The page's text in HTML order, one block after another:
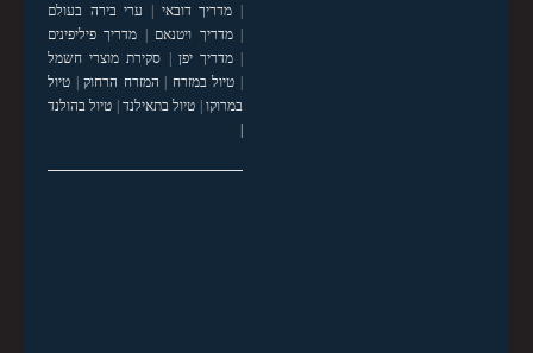
| מדריך דובאי | ערי בירה בעולם
|מדריך ויטנאם | מדריך פיליפינים
|מדריך יפן | סקירת מוצרי חשמל
| טיול במזרח | המזרח הרחוק| טיול
במרוקו| טיול בתאילנד| טיול בהולנד
|